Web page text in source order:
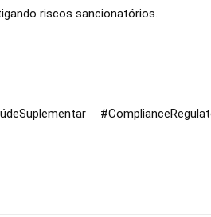
riscos sancionatórios.